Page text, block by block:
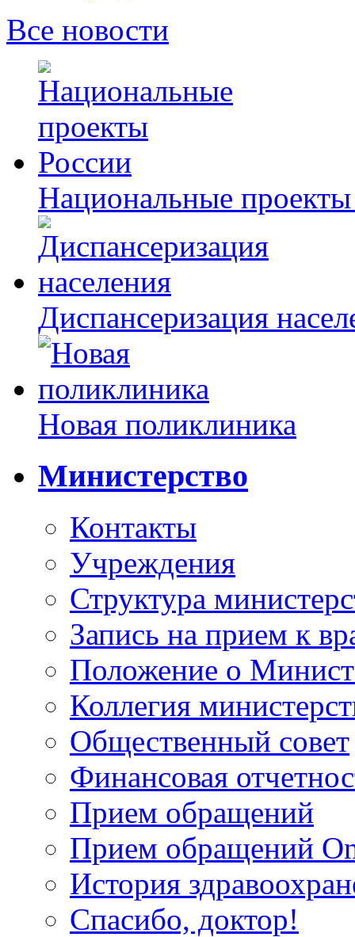
Все новости
Национальные
Диспансеризация
Новая поликлиника
Министерство
Контакты
Учреждения
Структура
Запись на прием к
Положение о
Коллегия
Общественный совет
Финансовая
Прием обращений
Прием обращений
История
Спасибо, доктор!